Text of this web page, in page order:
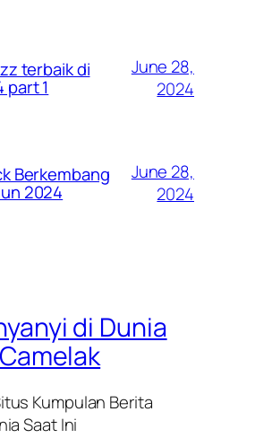
terbaik di
part 1
June 28,
2024
Berkembang
2024
June 28,
2024
di Dunia
Kumpulan Berita
Saat Ini